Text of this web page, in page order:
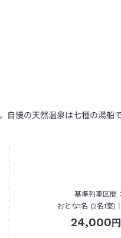
自慢の天然温泉は七種の湯船
基準列車区間
おとな1名 (2名1室)
24,000 円